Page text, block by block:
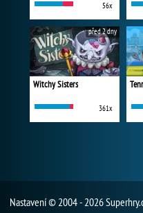
56x
Witchy Sisters
361x
před 2 dny
Nastavení© 2004 - 2026